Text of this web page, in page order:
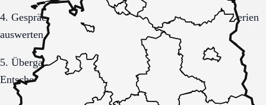
4. Gespräche und Besichtigungen mit festen Muss-Kriterien
auswerten.
5. Übergang, Kommunikation und Kosten vor der
Entscheidung vollständig klären.